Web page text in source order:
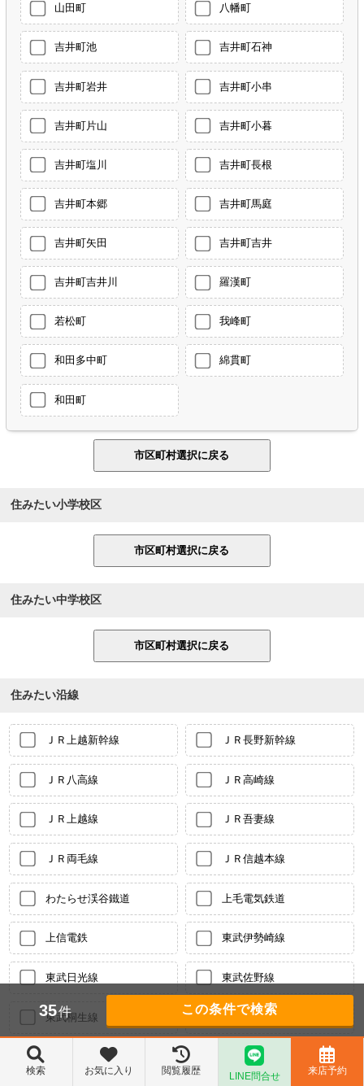
山田町 八幡町
吉井町池 吉井町石神
吉井町岩井 吉井町小串
吉井町片山 吉井町小暮
吉井町塩川 吉井町長根
吉井町本郷 吉井町馬庭
吉井町矢田 吉井町吉井
吉井町吉井川 羅漢町
若松町 我峰町
和田多中町 綿貫町
和田町
住みたい小学校区
住みたい中学校区
住みたい沿線
ＪＲ上越新幹線 ＪＲ長野新幹線
ＪＲ八高線 ＪＲ高崎線
ＪＲ上越線 ＪＲ吾妻線
ＪＲ両毛線 ＪＲ信越本線
わたらせ渓谷鐵道 上毛電気鉄道
上信電鉄 東武伊勢崎線
東武日光線 東武佐野線
東武桐生線 東武小泉線
湘南新宿ライン高海
35件
検索 お気に入り 閲覧履歴 LINE問合せ 来店予約